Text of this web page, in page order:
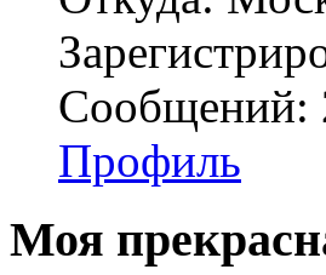
Сообщений:
Профиль
Моя